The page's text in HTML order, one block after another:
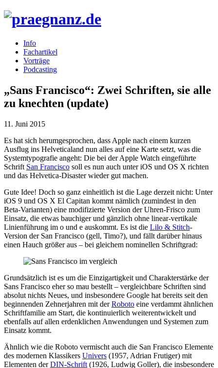
Info
Fachartikel
Vorträge
Podcasting
„Sans Francisco“: Zwei Schriften, sie alle
zu knechten (update)
11. Juni 2015
Es hat sich herumgesprochen, dass Apple nach einem kurzen
Ausflug ins Helveticaland nun alles auf eine Karte setzt, was die
Systemtypografie angeht: Die bei der Apple Watch eingeführte
Schrift San Francisco soll es nun auch unter iOS und OS X richten
und das Helvetica-Disaster wieder gut machen.
Gute Idee! Doch so ganz einheitlich ist die Lage derzeit nicht: Unter
iOS 9 und OS X El Capitan kommt nämlich (zumindest in den
Beta-Varianten) eine modifizierte Version der Uhren-Frisco zum
Einsatz, die etwas bauchiger und gänzlich ohne linear-vertikale
Linienführung im o und e auskommt. Es ist die Lilo & Stitch-
Version der San Francisco (gell, Timo?), und fällt darüber hinaus
einen Hauch größer aus – bei gleichem nominellen Schriftgrad:
Grundsätzlich ist es um die Einzigartigkeit und Charakterstärke der
Sans Francisco eher so mau bestellt – vergleichbare Schriften sind
absolut nichts Neues, und insbesondere Google hat bereits seit den
beginnenden Zehnerjahren mit derRoboto eine verdammt ähnlichen
Schriftfamilie am Start, die kontinuierlich weiterentwickelt und
ebenfalls auf allen erdenklichen Anwendungen und Systemen zum
Einsatz kommt.
Ähnlich wie die Roboto vermischt auch die San Francisco Elemente
des modernen Klassikers Univers (1957, Adrian Frutiger) mit
Elementen derDIN-Schrift (1926, Ludwig Goller), die insbesondere